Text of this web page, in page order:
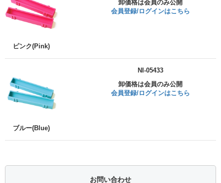
ピンク(Pink)
卸価格は会員のみ公開
会員登録/ログインはこちら
ブルー(Blue)
NI-05433
卸価格は会員のみ公開
会員登録/ログインはこちら
お問い合わせ